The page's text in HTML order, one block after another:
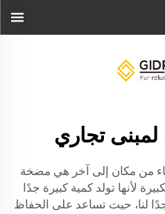
تجاري
من مكان إلى آخر هي مضخة
لأنها تولد كمية كبيرة جدًا
لنا، حيث تساعد على الحفاظ